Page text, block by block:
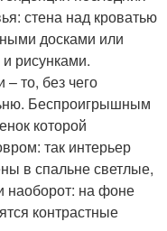
стена над кроватью
досками или
рисунками.
то, без чего
Беспроигрышным
которой
так интерьер
в спальне светлые,
наоборот: на фоне
контрастные